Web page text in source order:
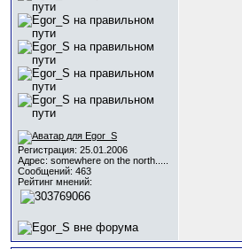
Регистрация: 25.01.2006
Адрес: somewhere on the north.....
Сообщений: 463
Рейтинг мнений: